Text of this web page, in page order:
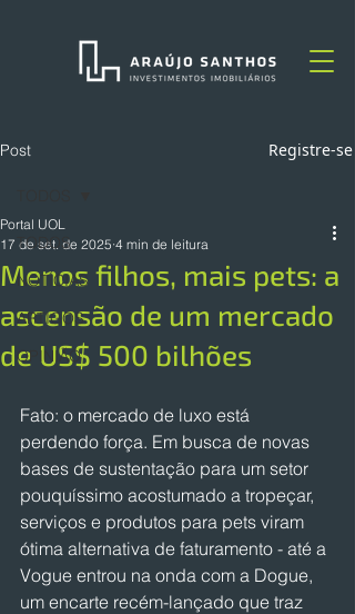
Post Registre-se
TODOS
NOTÍCIAS
ARTIGOS
OPINIÃO
Menos filhos, mais pets: a
ascensão de um mercado
de US$ 500 bilhões
Portal UOL
17 de set. de 2025 4 min de leitura
Fato: o mercado de luxo está
perdendo força. Em busca de novas
bases de sustentação para um setor
pouquíssimo acostumado a tropeçar,
serviços e produtos para pets viram
ótima alternativa de faturamento - até a
Vogue entrou na onda com a Dogue,
um encarte recém-lançado que traz